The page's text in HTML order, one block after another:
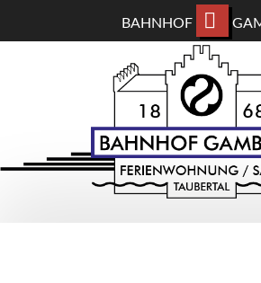
BAHNHOF
BAHNHOF
Ferienwohnung und